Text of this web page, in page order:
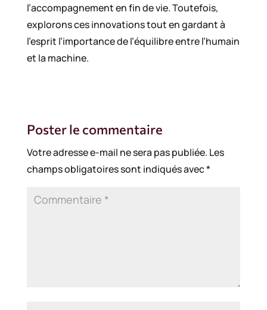
l’accompagnement en fin de vie. Toutefois,
explorons ces innovations tout en gardant à
l’esprit l’importance de l’équilibre entre l’humain
et la machine.
Poster le commentaire
Votre adresse e-mail ne sera pas publiée. Les
champs obligatoires sont indiqués avec*